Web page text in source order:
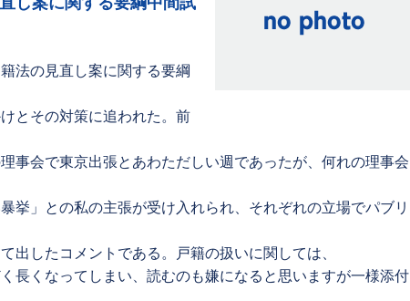
法の見直し案に関する要綱
とその対策に追われた。前
事会で東京出張とあわただしい週であったが、何れの理事会
挙」との私の主張が受け入れられ、それぞれの立場でパブリ
出したコメントである。戸籍の扱いに関しては、
長くなってしまい、読むのも嫌になると思いますが一様添付